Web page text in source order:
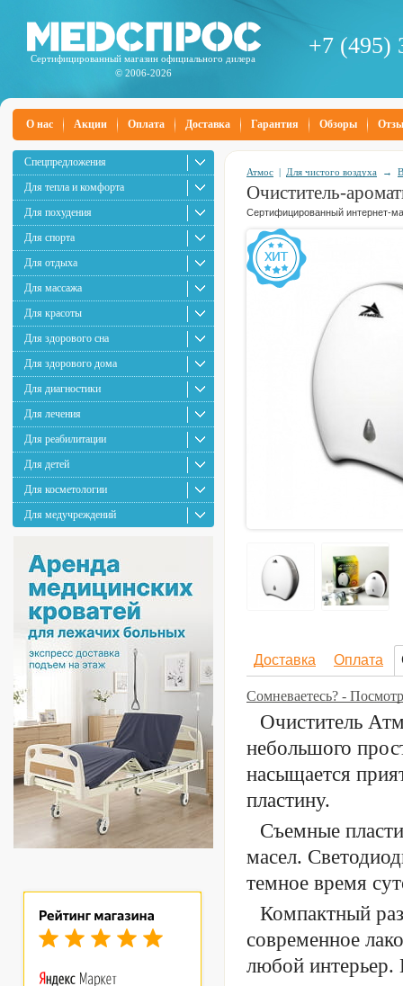
Сертифицированный магазин официального дилера
© 2006-2026
+7 (495)
О нас Акции Оплата Доставка Гарантия Обзоры
Спецпредложения
Для тепла и комфорта
Для похудения
Для спорта
Для отдыха
Для массажа
Для красоты
Для здорового сна
Для здорового дома
Для диагностики
Для лечения
Для реабилитации
Для детей
Для косметологии
Для медучреждений
Атмос | Для чистого воздуха →
Очиститель-
Сертифицированный интернет-
Доставка Оплата
Сомневаетесь? -
Очиститель
небольшого
насыщается
пластину.
Съемные
масел.
темное время
Компактный
современное
любой интерьер.